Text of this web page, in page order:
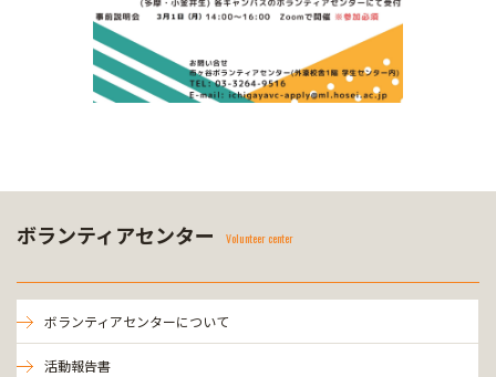
ボランティアセンター Volunteer center
ボランティアセンターについて
活動報告書